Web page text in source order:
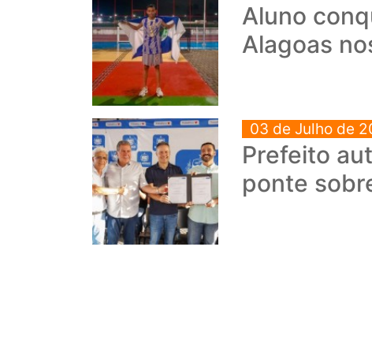
Aluno
Alagoas
03 de Julho de
Prefeito
ponte